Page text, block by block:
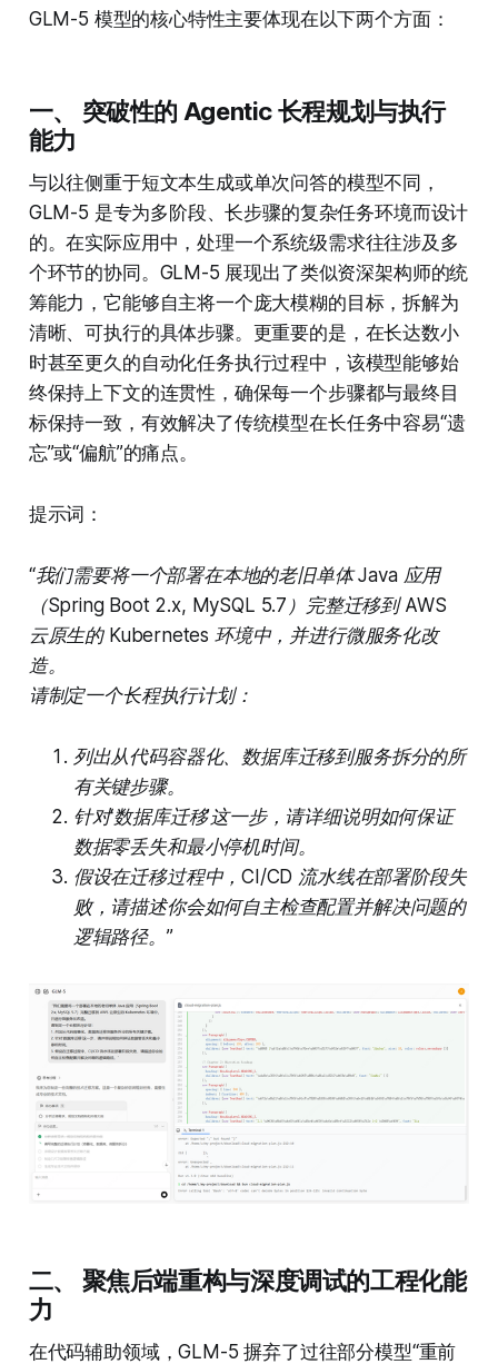
GLM-5 模型的核心特性主要体现在以下两个方面：
一、 突破性的 Agentic 长程规划与执行
能力
与以往侧重于短文本生成或单次问答的模型不同，
GLM-5 是专为多阶段、长步骤的复杂任务环境而设计
的。在实际应用中，处理一个系统级需求往往涉及多
个环节的协同。GLM-5 展现出了类似资深架构师的统
筹能力，它能够自主将一个庞大模糊的目标，拆解为
清晰、可执行的具体步骤。更重要的是，在长达数小
时甚至更久的自动化任务执行过程中，该模型能够始
终保持上下文的连贯性，确保每一个步骤都与最终目
标保持一致，有效解决了传统模型在长任务中容易“遗
忘”或“偏航”的痛点。
提示词：
“我们需要将一个部署在本地的老旧单体 Java 应用
（Spring Boot 2.x, MySQL 5.7）完整迁移到 AWS
云原生的 Kubernetes 环境中，并进行微服务化改
造。
请制定一个长程执行计划：
列出从代码容器化、数据库迁移到服务拆分的所
有关键步骤。
针对‘数据库迁移’这一步，请详细说明如何保证
数据零丢失和最小停机时间。
假设在迁移过程中，CI/CD 流水线在部署阶段失
败，请描述你会如何自主检查配置并解决问题的
逻辑路径。”
二、 聚焦后端重构与深度调试的工程化能
力
在代码辅助领域，GLM-5 摒弃了过往部分模型“重前